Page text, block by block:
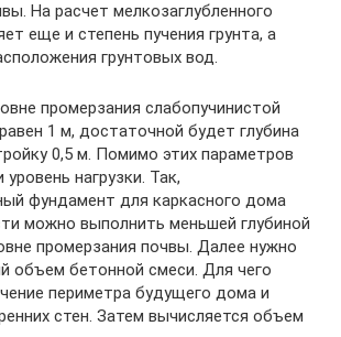
На расчет мелкозаглубленного
еще и степень пучения грунта, а
грунтовых вод.
промерзания слабопучинистой
1 м, достаточной будет глубина
0,5 м. Помимо этих параметров
нагрузки. Так,
фундамент для каркасного дома
можно выполнить меньшей глубиной
промерзания почвы. Далее нужно
объем бетонной смеси. Для чего
периметра будущего дома и
стен. Затем вычисляется объем